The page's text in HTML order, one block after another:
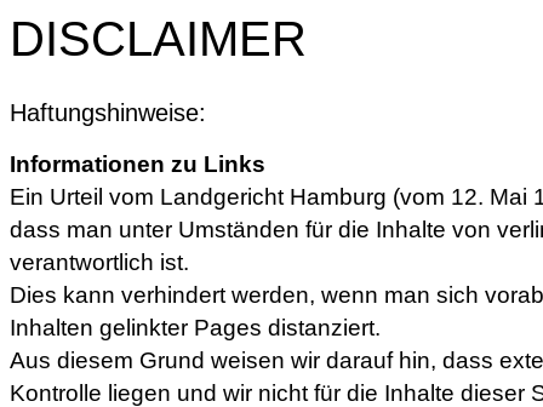
DISCLAIMER
Haftungshinweise:
Informationen zu Links
Ein Urteil vom Landgericht Hamburg (vom 12. Mai
dass man unter Umständen für die Inhalte von
verantwortlich ist.
Dies kann verhindert werden, wenn man sich
Inhalten gelinkter Pages distanziert.
Aus diesem Grund weisen wir darauf hin, dass
Kontrolle liegen und wir nicht für die Inhalte dieser